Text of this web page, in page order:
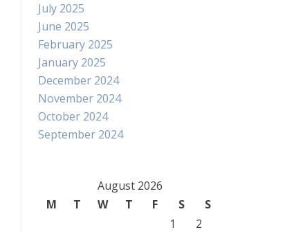
July 2025
June 2025
February 2025
January 2025
December 2024
November 2024
October 2024
September 2024
August 2026
M
T W T F S
S
1
2